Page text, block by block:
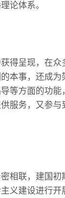
论体系。
得呈现，在
本事，还成
等方面的功
服务，又参
相联，建国
义建设进行